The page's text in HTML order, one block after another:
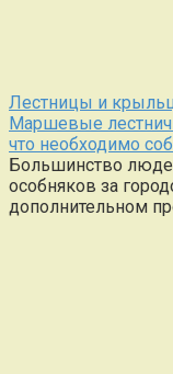
Лестницы и
Маршевые
что необходимо
Большинство
особняков за
дополнительном